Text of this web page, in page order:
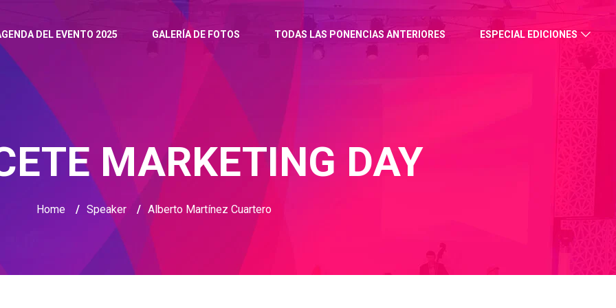
DEL EVENTO 2025 GALERÍA DE FOTOS TODAS LAS PONENCIAS ANTERIORES ESPECIAL EDICIONES
MARKETING DAY
Home / Speaker / Alberto Martínez Cuartero